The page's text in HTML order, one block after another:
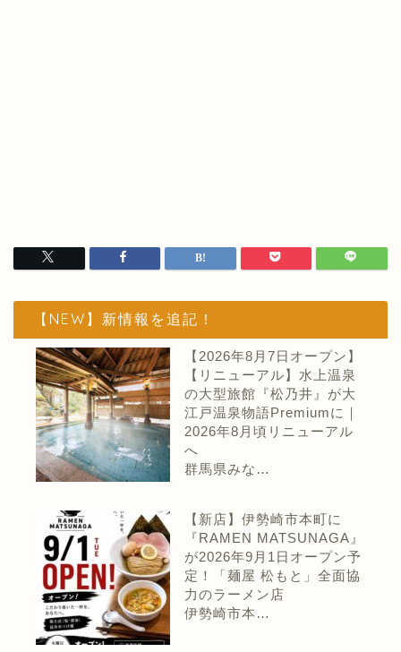
【NEW】新情報を追記！
【2026年8月7日オープン】
【リニューアル】水上温泉
の大型旅館『松乃井』が大
江戸温泉物語Premiumに｜
2026年8月頃リニューアル
へ
群馬県みな…
【新店】伊勢崎市本町に
『RAMEN MATSUNAGA』
が2026年9月1日オープン予
定！「麺屋 松もと」全面協
力のラーメン店
伊勢崎市本…